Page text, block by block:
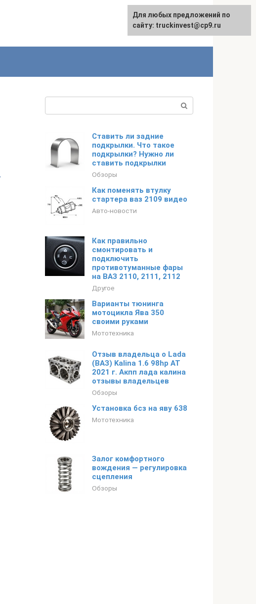
English
Ставить ли задние
подкрылки. Что такое
подкрылки? Нужно ли
ставить подкрылки
Обзоры
Как поменять втулку
стартера ваз 2109 видео
Авто-новости
Как правильно
смонтировать и
подключить
противотуманные фары
на ВАЗ 2110, 2111, 2112
Другое
Варианты тюнинга
мотоцикла Ява 350
своими руками
Мототехника
Отзыв владельца о Lada
(ВАЗ) Kalina 1.6 98hp AT
2021 г. Акпп лада калина
отзывы владельцев
Обзоры
Установка бсз на яву 638
Мототехника
Залог комфортного
вождения — регулировка
сцепления
Обзоры
Для любых предложений по
сайту: truckinvest@cp9.ru